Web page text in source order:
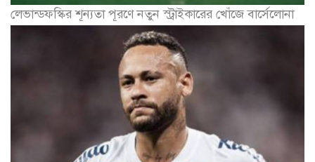
লেভান্ডফস্কির শূন্যতা পূরণে নতুন স্ট্রাইকারের খোঁজে বার্সেলোনা